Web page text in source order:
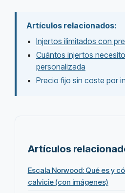
Artículos relacionados:
Injertos ilimitados con
Cuántos injertos
personalizada
Precio fijo sin coste por
Artículos
Escala Norwood: Qué es y
calvicie (con imágenes)